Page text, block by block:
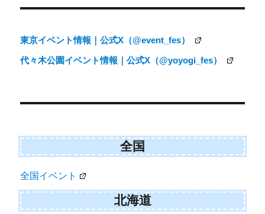
稿
ビ
ゲ
シ
ン
東京イベント情報｜公式X（@event_fes）
代々木公園イベント情報｜公式X（@yoyogi_fes）
全国
全国イベント
北海道